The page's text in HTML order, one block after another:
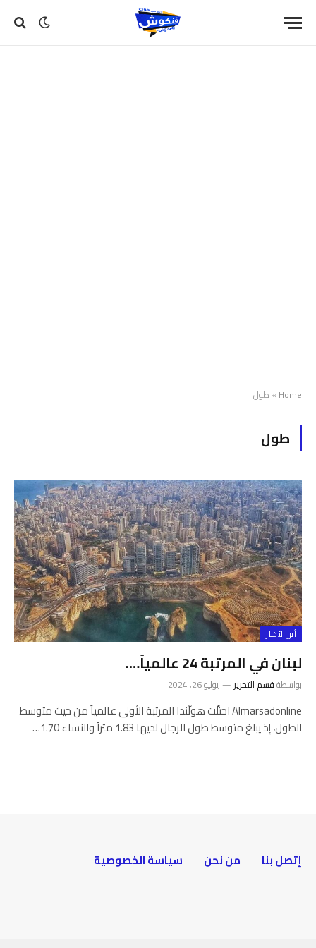
Home
» طول
طول
أبرز الأخبار
لبنان في المرتبة 24 عالمياً….
بواسطةقسم التحرير يوليو 26, 2024
Almarsadonline احتلّت هولّندا المرتبة الأولى عالمياً من حيث متوسط
الطول، إذ يبلغ متوسط طول الرجال لديها 1.83 متراً والنساء 1.70…
إتصل بنا من نحن سياسة الخصوصية